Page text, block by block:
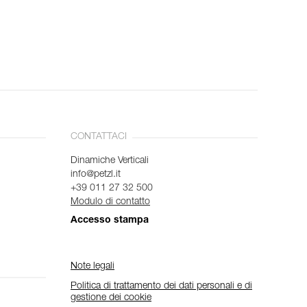
CONTATTACI
Dinamiche Verticali
info@petzl.it
+39 011 27 32 500
Modulo di contatto
Accesso stampa
Note legali
Politica di trattamento dei dati personali e di
gestione dei cookie